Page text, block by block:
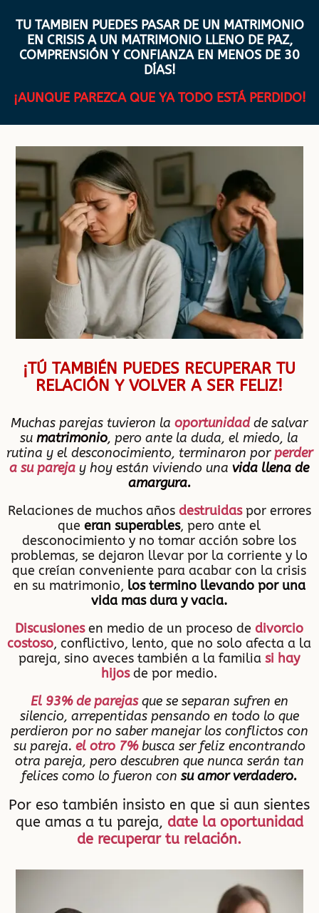
TU TAMBIEN PUEDES PASAR DE UN MATRIMONIO
EN CRISIS A UN MATRIMONIO LLENO DE PAZ,
COMPRENSIÓN Y CONFIANZA EN MENOS DE 30
DÍAS!
¡AUNQUE PAREZCA QUE YA TODO ESTÁ PERDIDO!
¡TÚ TAMBIÉN PUEDES RECUPERAR TU
RELACIÓN Y VOLVER A SER FELIZ!
Muchas parejas tuvieron laoportunidadde salvar
sumatrimonio, pero ante la duda, el miedo, la
rutina y el desconocimiento, terminaron porperder
a su pareja y hoy están viviendo unavida llena de
amargura.
Relaciones de muchos años destruidaspor errores
queeran superables, pero ante el
desconocimiento y no tomar acción sobre los
problemas, se dejaron llevar por la corriente y lo
que creían conveniente para acabar con la crisis
en su matrimonio, los termino llevando por una
vida mas dura y vacia.
Discusionesen medio de un proceso dedivorcio
costoso, conflictivo, lento, que no solo afecta a la
pareja, sino aveces también a la familia si hay
hijosde por medio.
El 93% de parejasque se separan sufren en
silencio, arrepentidas pensando en todo lo que
perdieron por no saber manejar los conflictos con
su pareja. el otro 7%busca ser feliz encontrando
otra pareja, pero descubren que nunca serán tan
felices como lo fueron consu amor verdadero.
Por eso también insisto en que si aun sientes
que amas a tu pareja, date la oportunidad
de recuperar tu relación.